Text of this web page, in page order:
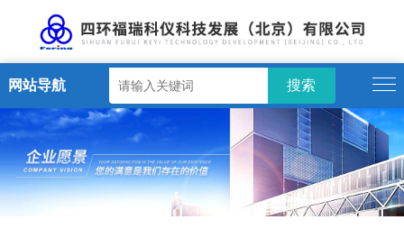
网站导航